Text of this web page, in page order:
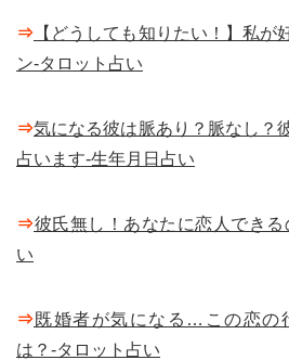
⇒ 【どうしても知りたい！】私が
ン-タロット占い
⇒気になる彼は脈あり？脈なし？
占います-生年月日占い
⇒彼氏無し！あなたに恋人でき
い
⇒既婚者が気になる…この恋の
は？-タロット占い